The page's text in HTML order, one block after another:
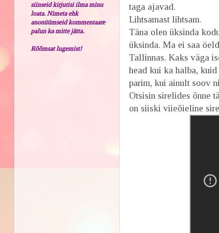
taga ajavad.
Lihtsamast lihtsam.
Täna olen üksinda
üksinda. Ma ei saa
Tallinnas. Kaks väga
head kui ka halba,
parim, kui ainult soov
Otsisin sirelides õnne
on siiski viieõieline
siinseid kirjutisi ilma minu
loata. Nimeta ehk
anonüümseid kommentaare
palun ka mitte jätta.
Rõõmsat lugemist!